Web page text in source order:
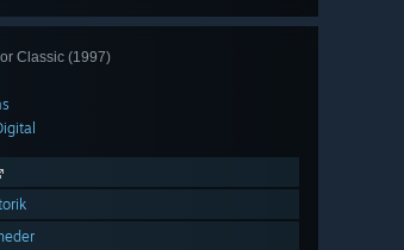
Classic (1997)